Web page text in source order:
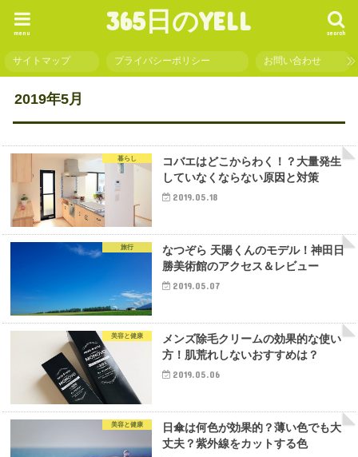
365日のYELL search
menu
サイトマップ プライバシーポリシー お問い合わせ
2019年5月
暮らし
コバエはどこからわく！？大量発生
していなくならない原因と対策
2019.05.18
旅行
なつぞら 天陽くんのモデル！神田日
勝美術館のアクセス＆レビュー
2019.05.07
美容と健康
メンズ除毛クリームの効果的な使い
方！肌荒れしないおすすめは？
2019.05.06
美容と健康
日傘は何色が効果的？薄い色でも大
丈夫？紫外線をカットする色